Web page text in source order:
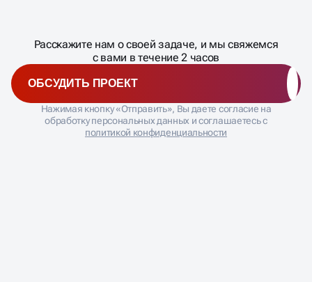
�
Расскажите нам о своей задаче, и мы свяжемся
с вами в течение 2 часов
ОБСУДИТЬ ПРОЕКТ
Нажимая кнопку «Отправить», Вы даете согласие на
обработку персональных данных и соглашаетесь с
политикой конфиденциальности